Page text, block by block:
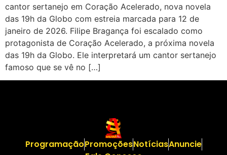
cantor sertanejo em Coração Acelerado, nova novela
das 19h da Globo com estreia marcada para 12 de
janeiro de 2026. Filipe Bragança foi escalado como
protagonista de Coração Acelerado, a próxima novela
das 19h da Globo. Ele interpretará um cantor sertanejo
famoso que se vê no […]
ProgramaçãoPromoçõesNotíciasAnuncie